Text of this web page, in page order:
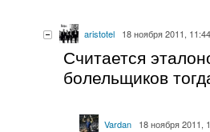
aristotel 18 ноября 2011, 11:44
Считается
болельщиков
Vardan 18 ноября 2011,